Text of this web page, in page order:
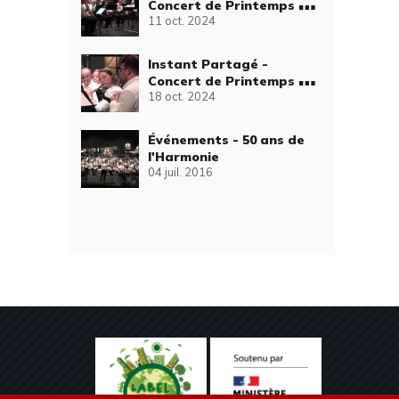
Concert de Printemps de
l'Orchestre d'Harmonie
partie)
11 oct. 2024
Instant Partagé -
Concert de Printemps de
l'Orchestre d'Harmonie
(2ème partie)
18 oct. 2024
Événements - 50 ans de
l'Harmonie
04 juil. 2016